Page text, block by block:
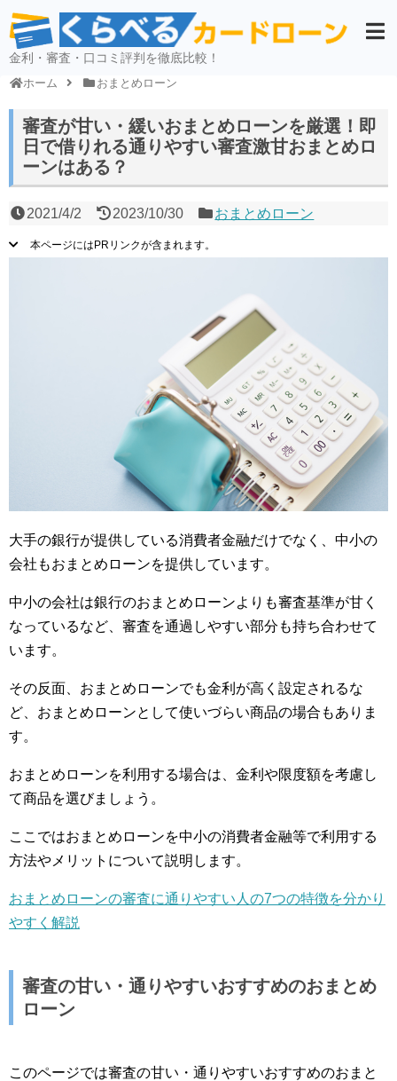
金利・審査・口コミ評判を徹底比較！
ホーム おまとめローン
審査が甘い・緩いおまとめローンを厳選！即
日で借りれる通りやすい審査激甘おまとめロ
ーンはある？
2021/4/2 2023/10/30 おまとめローン
本ページにはPRリンクが含まれます。
大手の銀行が提供している消費者金融だけでなく、中小の
会社もおまとめローンを提供しています。
中小の会社は銀行のおまとめローンよりも審査基準が甘く
なっているなど、審査を通過しやすい部分も持ち合わせて
います。
その反面、おまとめローンでも金利が高く設定されるな
ど、おまとめローンとして使いづらい商品の場合もありま
す。
おまとめローンを利用する場合は、金利や限度額を考慮し
て商品を選びましょう。
ここではおまとめローンを中小の消費者金融等で利用する
方法やメリットについて説明します。
おまとめローンの審査に通りやすい人の7つの特徴を分かり
やすく解説
審査の甘い・通りやすいおすすめのおまとめ
ローン
このページでは審査の甘い・通りやすいおすすめのおまと